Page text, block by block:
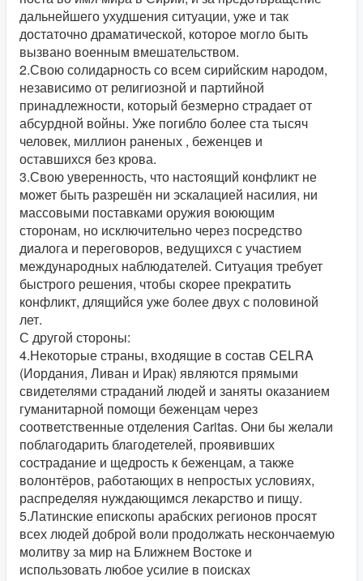
дальнейшего ухудшения ситуации, уже и так
достаточно драматической, которое могло быть
вызвано военным вмешательством.
2.Свою солидарность со всем сирийским народом,
независимо от религиозной и партийной
принадлежности, который безмерно страдает от
абсурдной войны. Уже погибло более ста тысяч
человек, миллион раненых , беженцев и
оставшихся без крова.
3.Свою уверенность, что настоящий конфликт не
может быть разрешён ни эскалацией насилия, ни
массовыми поставками оружия воюющим
сторонам, но исключительно через посредство
диалога и переговоров, ведущихся с участием
международных наблюдателей. Ситуация требует
быстрого решения, чтобы скорее прекратить
конфликт, длящийся уже более двух с половиной
лет.
С другой стороны:
4.Некоторые страны, входящие в состав CELRA
(Иордания, Ливан и Ирак) являются прямыми
свидетелями страданий людей и заняты оказанием
гуманитарной помощи беженцам через
соответственные отделения Caritas. Они бы желали
поблагодарить благодетелей, проявивших
сострадание и щедрость к беженцам, а также
волонтёров, работающих в непростых условиях,
распределяя нуждающимся лекарство и пищу.
5.Латинские епископы арабских регионов просят
всех людей доброй воли продолжать нескончаемую
молитву за мир на Ближнем Востоке и
использовать любое усилие в поисках